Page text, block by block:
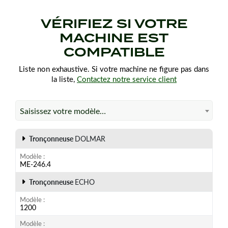
VÉRIFIEZ SI VOTRE
MACHINE EST
COMPATIBLE
Liste non exhaustive. Si votre machine ne figure pas dans
la liste, Contactez notre service client
Saisissez votre modèle…
Tronçonneuse DOLMAR
Modèle
ME-246.4
Tronçonneuse ECHO
Modèle
1200
Modèle